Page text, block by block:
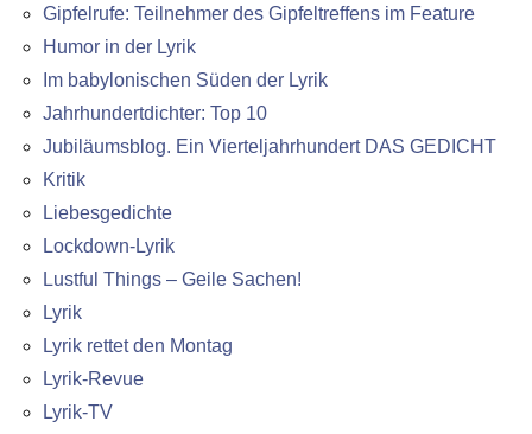
Gipfelrufe: Teilnehmer des Gipfeltreffens im Feature
Humor in der Lyrik
Im babylonischen Süden der Lyrik
Jahrhundertdichter: Top 10
Jubiläumsblog. Ein Vierteljahrhundert DAS GEDICHT
Kritik
Liebesgedichte
Lockdown-Lyrik
Lustful Things – Geile Sachen!
Lyrik
Lyrik rettet den Montag
Lyrik-Revue
Lyrik-TV